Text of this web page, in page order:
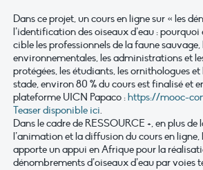
Dans ce projet, un cours en ligne sur « les
l’identification des oiseaux d’eau : pourquoi
cible les professionnels de la faune sauvage,
environnementales, les administrations et
protégées, les étudiants, les ornithologues et
stade, environ 80 % du cours est finalisé et
plateforme UICN Papaco : https://mooc-
Teaser disponible ici.
Dans le cadre de RESSOURCE +, en plus
l’animation et la diffusion du cours en ligne,
apporte un appui en Afrique pour la
dénombrements d’oiseaux d’eau par voies